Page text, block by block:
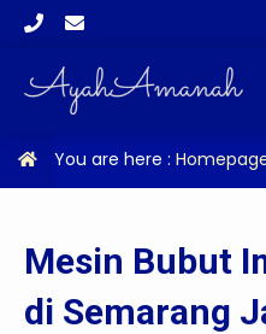
You are here :
Mesin Bubut
di Semarang